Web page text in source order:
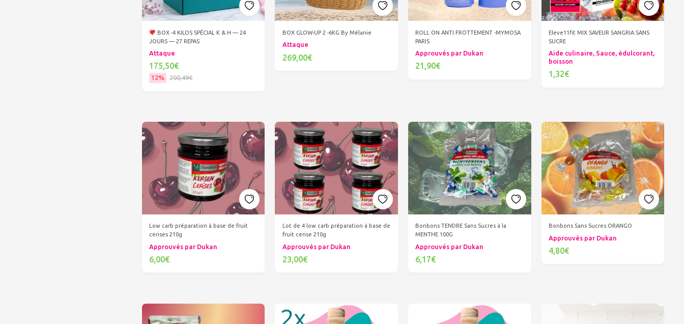
BOX -4 KILOS SPÉCIAL K & H — 24
JOURS — 27 REPAS
Attaque
175,50€
12%
200,49€
BOX GLOW-UP 2 -6KG By Mélanie
Attaque
269,00€
ROLL ON ANTI FROTTEMENT -MYMOSA
PARIS
Approuvés par Dukan
21,90€
Eleve11fit MIX SAVEUR SANGRIA SANS
SUCRE
Aide culinaire, Sauce, édulcorant,
boisson
1,32€
Low carb préparation à base de fruit
cerises 210g
Approuvés par Dukan
6,00€
Lot de 4 low carb préparation à base de
fruit cerise 210g
Approuvés par Dukan
23,00€
Bonbons TENDRE Sans Sucres à la
MENTHE 100G
Approuvés par Dukan
6,17€
Bonbons Sans Sucres ORANGO
Approuvés par Dukan
4,80€